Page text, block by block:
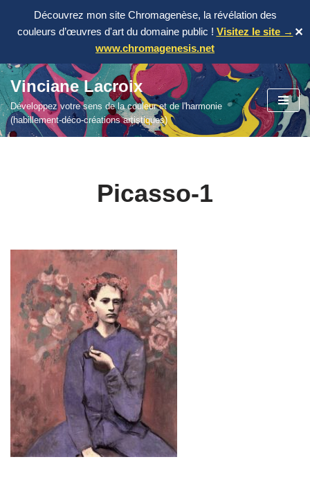
Découvrez mon site Chromagenèse, la révélation des
couleurs d’œuvres d'art du domaine public ! Visitez le site →
www.chromagenesis.net
✕
Aller
au
contenu
Vinciane Lacroix
Développez votre sens de la couleur et de l'harmonie
(habillement-déco-créations artistiques)
Picasso-1